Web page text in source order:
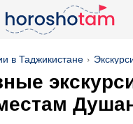
в Таджикистане